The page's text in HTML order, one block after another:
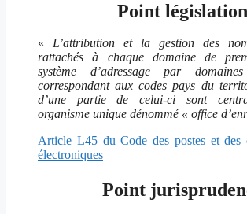
Point législation
« L’attribution et la gestion des
rattachés à chaque domaine de
système d’adressage par
correspondant aux codes pays du
d’une partie de celui-ci sont
organisme unique dénommé « office
Article L45 du Code des postes et des
électroniques
Point